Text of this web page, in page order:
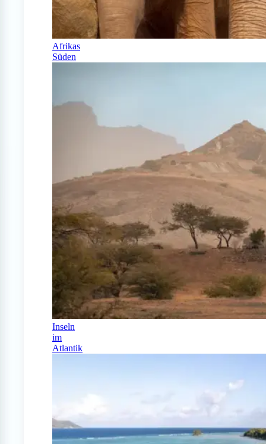
Afrikas
Süden
Inseln
im
Atlantik